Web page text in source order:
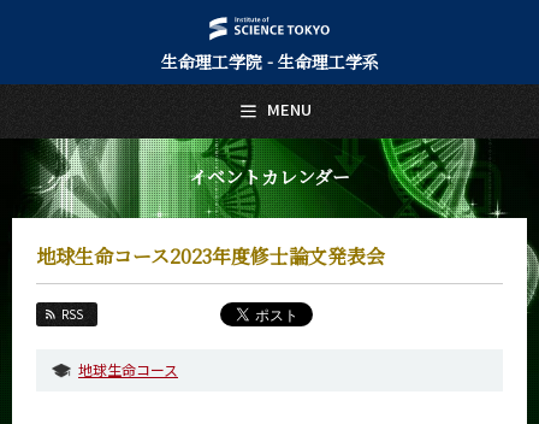
生命理工学院 - 生命理工学系
イベントカレンダー
地球生命コース2023年度修士論文発表会
RSS
地球生命コース
MENU
日本語 English
トップページ
Top Page
生命理工学系について
About Us
Education